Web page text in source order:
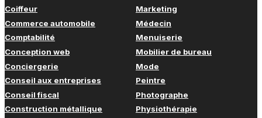
Coiffeur
Commerce automobile
Comptabilité
Conception web
Conciergerie
Conseil aux entreprises
Conseil fiscal
Construction métallique
Marketing
Médecin
Menuiserie
Mobilier de bureau
Mode
Peintre
Photographe
Physiothérapie